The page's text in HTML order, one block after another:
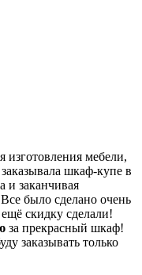
мебели,
шкаф-купе в
и заканчивая
было сделано очень
скидку сделали!
за прекрасный шкаф!
заказывать только